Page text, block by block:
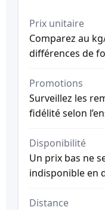
Prix unitaire
Comparez au
différences de
Promotions
Surveillez les
fidélité selon
Disponibilité
Un prix bas ne
indisponible en
Distance